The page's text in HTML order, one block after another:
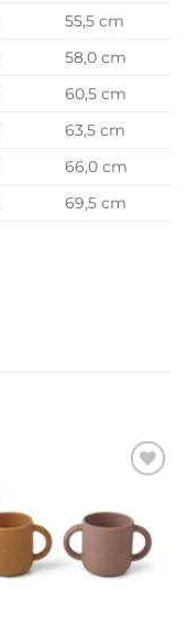
55,5 cm
58,0 cm
60,5 cm
63,5 cm
66,0 cm
69,5 cm